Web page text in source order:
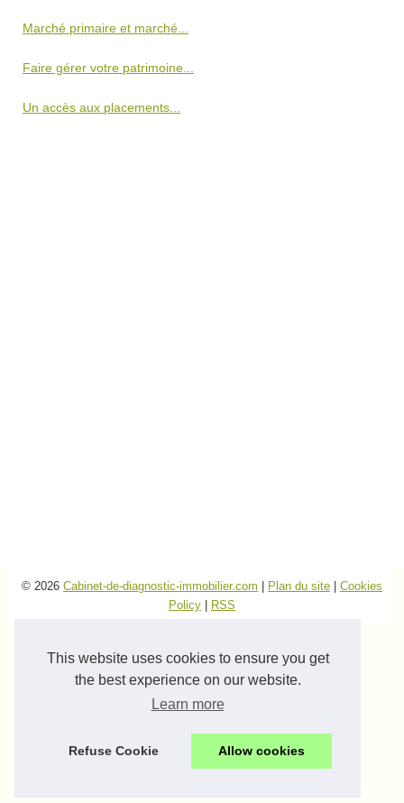
This website uses cookies to ensure you get
the best experience on our website.
Learn more
Refuse Cookie Allow cookies
Marché primaire et marché...
Faire gérer votre patrimoine...
Un accès aux placements...
© 2026 Cabinet-de-diagnostic-immobilier.com | Plan du site | Cookies
Policy | RSS